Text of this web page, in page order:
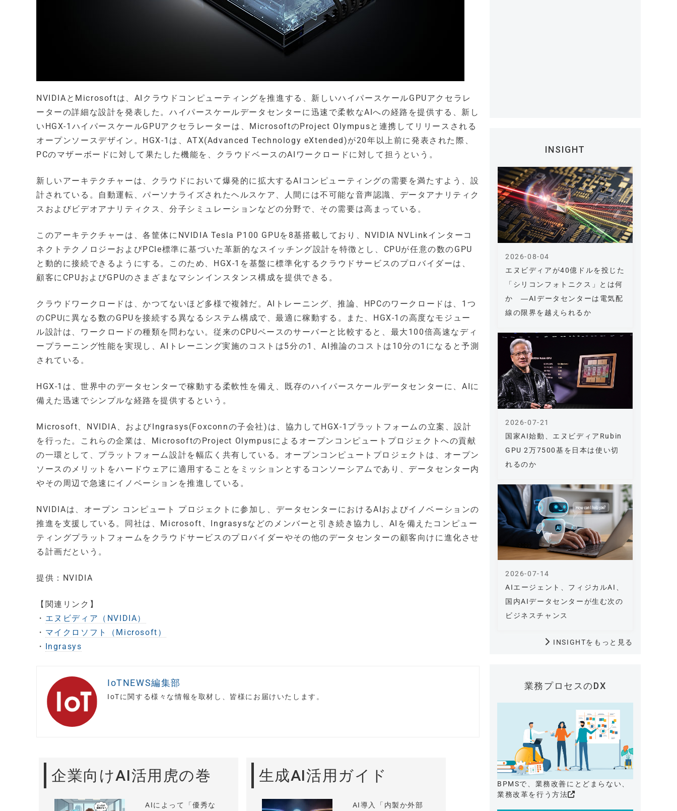
NVIDIAとMicrosoftは、AIクラウドコンピューティングを推進する、新しいハイパースケールGPUアクセラレ
ーターの詳細な設計を発表した。ハイパースケールデータセンターに迅速で柔軟なAIへの経路を提供する、新し
いHGX-1ハイパースケールGPUアクセラレーターは、MicrosoftのProject Olympusと連携してリリースされる
オープンソースデザイン。HGX-1は、ATX(Advanced Technology eXtended)が20年以上前に発表された際、
PCのマザーボードに対して果たした機能を、クラウドベースのAIワークロードに対して担うという。
新しいアーキテクチャーは、クラウドにおいて爆発的に拡大するAIコンピューティングの需要を満たすよう、設
計されている。自動運転、パーソナライズされたヘルスケア、人間には不可能な音声認識、データアナリティク
スおよびビデオアナリティクス、分子シミュレーションなどの分野で、その需要は高まっている。
このアーキテクチャーは、各筐体にNVIDIA Tesla P100 GPUを8基搭載しており、NVIDIA NVLinkインターコ
ネクトテクノロジーおよびPCIe標準に基づいた革新的なスイッチング設計を特徴とし、CPUが任意の数のGPU
と動的に接続できるようにする。このため、HGX-1を基盤に標準化するクラウドサービスのプロバイダーは、
顧客にCPUおよびGPUのさまざまなマシンインスタンス構成を提供できる。
クラウドワークロードは、かつてないほど多様で複雑だ。AIトレーニング、推論、HPCのワークロードは、1つ
のCPUに異なる数のGPUを接続する異なるシステム構成で、最適に稼動する。また、HGX-1の高度なモジュー
ル設計は、ワークロードの種類を問わない。従来のCPUベースのサーバーと比較すると、最大100倍高速なディ
ープラーニング性能を実現し、AIトレーニング実施のコストは5分の1、AI推論のコストは10分の1になると予測
されている。
HGX-1は、世界中のデータセンターで稼動する柔軟性を備え、既存のハイパースケールデータセンターに、AIに
備えた迅速でシンプルな経路を提供するという。
Microsoft、NVIDIA、およびIngrasys(Foxconnの子会社)は、協力してHGX-1プラットフォームの立案、設計
を行った。これらの企業は、MicrosoftのProject Olympusによるオープンコンピュートプロジェクトへの貢献
の一環として、プラットフォーム設計を幅広く共有している。オープンコンピュートプロジェクトは、オープン
ソースのメリットをハードウェアに適用することをミッションとするコンソーシアムであり、データセンター内
やその周辺で急速にイノベーションを推進している。
NVIDIAは、オープン コンピュート プロジェクトに参加し、データセンターにおけるAIおよびイノベーションの
推進を支援している。同社は、Microsoft、Ingrasysなどのメンバーと引き続き協力し、AIを備えたコンピュー
ティングプラットフォームをクラウドサービスのプロバイダーやその他のデータセンターの顧客向けに進化させ
る計画だという。
提供：NVIDIA
【関連リンク】
・ エヌビディア（NVIDIA）
・ マイクロソフト（Microsoft）
・ Ingrasys
IoTNEWS編集部
IoTに関する様々な情報を取材し、皆様にお届けいたします。
企業向けAI活用虎の巻
AIによって「優秀な
生成AI活用ガイド
AI導入「内製か外部
INSIGHT
エヌビディアが40億ドルを投じた
「シリコンフォトニクス」とは何
か ―AIデータセンターは電気配
線の限界を越えられるか
2026-08-04
国家AI始動、エヌビディアRubin
GPU 2万7500基を日本は使い切
れるのか
2026-07-21
AIエージェント、フィジカルAI、
国内AIデータセンターが生む次の
ビジネスチャンス
2026-07-14
INSIGHTをもっと見る
業務プロセスのDX
BPMSで、業務改善にとどまらない、
業務改革を行う方法